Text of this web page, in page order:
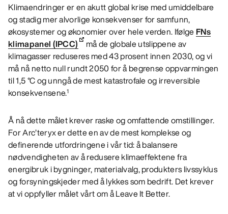
Klimaendringer er en akutt global krise med umiddelbare
og stadig mer alvorlige konsekvenser for samfunn,
økosystemer og økonomier over hele verden. Ifølge FNs
klimapanel (IPCC)
må de globale utslippene av
klimagasser reduseres med 43 prosent innen 2030, og vi
må nå netto null rundt 2050 for å begrense oppvarmingen
til 1,5 °C og unngå de mest katastrofale og irreversible
konsekvensene.1
Å nå dette målet krever raske og omfattende omstillinger.
For Arc’teryx er dette en av de mest komplekse og
definerende utfordringene i vår tid: å balansere
nødvendigheten av å redusere klimaeffektene fra
energibruk i bygninger, materialvalg, produkters livssyklus
og forsyningskjeder med å lykkes som bedrift. Det krever
at vi oppfyller målet vårt om å Leave It Better.